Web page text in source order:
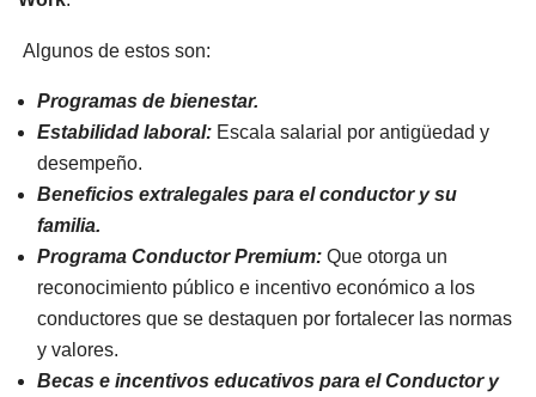
Algunos de estos son:
Programas de bienestar.
Estabilidad laboral: Escala salarial por antigüedad y
desempeño.
Beneficios extralegales para el conductor y su
familia.
Programa Conductor Premium: Que otorga un
reconocimiento público e incentivo económico a los
conductores que se destaquen por fortalecer las normas
y valores.
Becas e incentivos educativos para el Conductor y